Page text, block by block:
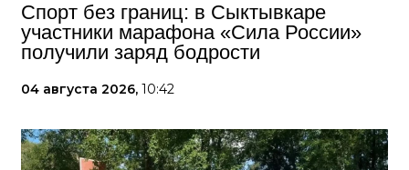
Спорт без границ: в Сыктывкаре
участники марафона «Сила России»
получили заряд бодрости
04 августа 2026, 10:42